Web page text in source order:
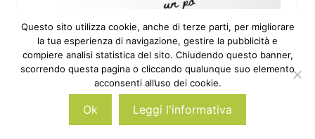
Questo sito utilizza cookie, anche di terze parti, per migliorare
la tua esperienza di navigazione, gestire la pubblicità e
compiere analisi statistica del sito. Chiudendo questo banner,
scorrendo questa pagina o cliccando qualunque suo elemento
acconsenti all’uso dei cookie.
Ok Leggi l'informativa